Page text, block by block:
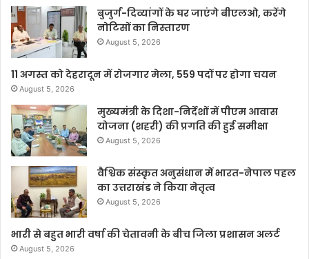
बुजुर्ग-दिव्यांगों के घर जाएंगे बीएलओ, करेंगे
नोटिसों का निस्तारण
August 5, 2026
11 अगस्त को देहरादून में रोजगार मेला, 559 पदों पर होगा चयन
August 5, 2026
मुख्यमंत्री के दिशा-निर्देशों में पीएम आवास
योजना (शहरी) की प्रगति की हुई समीक्षा
August 5, 2026
वैश्विक संस्कृत अनुसंधान में भारत-नेपाल पहल
का उत्तराखंड ने किया नेतृत्व
August 5, 2026
भारी से बहुत भारी वर्षा की चेतावनी के बीच जिला प्रशासन अलर्ट
August 5, 2026